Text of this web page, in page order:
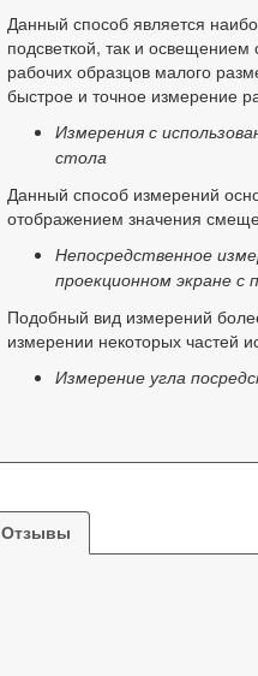
Данный способ является
подсветкой, так и
рабочих образцов малого
быстрое и точное измерение
Измерения с
стола
Данный способ измерений
отображением значения
Непосредственное
проекционном экране
Подобный вид измерений
измерении некоторых частей
Измерение угла
Отзывы